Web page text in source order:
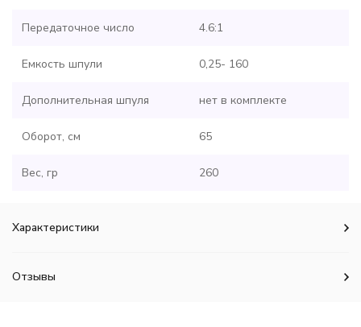
Передаточное число 4.6:1
Емкость шпули 0,25- 160
Дополнительная шпуля нет в комплекте
Оборот, см 65
Вес, гр 260
Характеристики
Отзывы